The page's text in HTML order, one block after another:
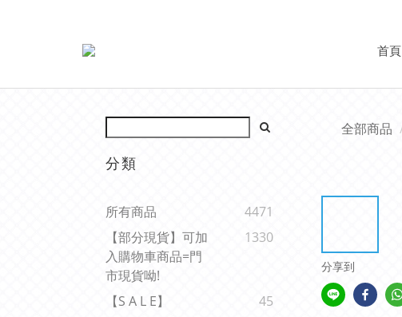
首頁
分類
所有商品
4471
【部分現貨】可加
入購物車商品=門
市現貨呦!
1330
【s A L E】
45
全部商品
分享到